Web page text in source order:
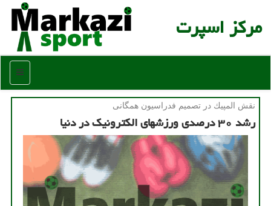
مركز اسپرت
منو
نقش المپیك در تصمیم فدراسیون همگانی
رشد ۳۰ درصدی ورزشهای الكترونیك در دنیا